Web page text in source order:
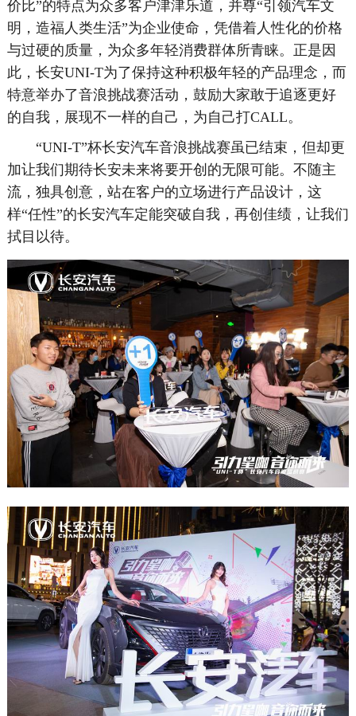
价比”的特点为众多客户津津乐道，并尊“引领汽车文
明，造福人类生活”为企业使命，凭借着人性化的价格
与过硬的质量，为众多年轻消费群体所青睐。正是因
此，长安UNI-T为了保持这种积极年轻的产品理念，而
特意举办了音浪挑战赛活动，鼓励大家敢于追逐更好
的自我，展现不一样的自己，为自己打CALL。
“UNI-T”杯长安汽车音浪挑战赛虽已结束，但却更
加让我们期待长安未来将要开创的无限可能。不随主
流，独具创意，站在客户的立场进行产品设计，这
样“任性”的长安汽车定能突破自我，再创佳绩，让我们
拭目以待。